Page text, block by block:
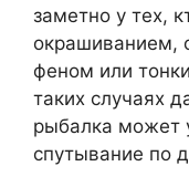
заметно у тех,
окрашиванием,
феном или
таких случаях
рыбалка может
спутывание по